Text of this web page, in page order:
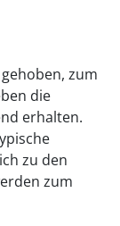
zum
die
erhalten.
zu den
zum